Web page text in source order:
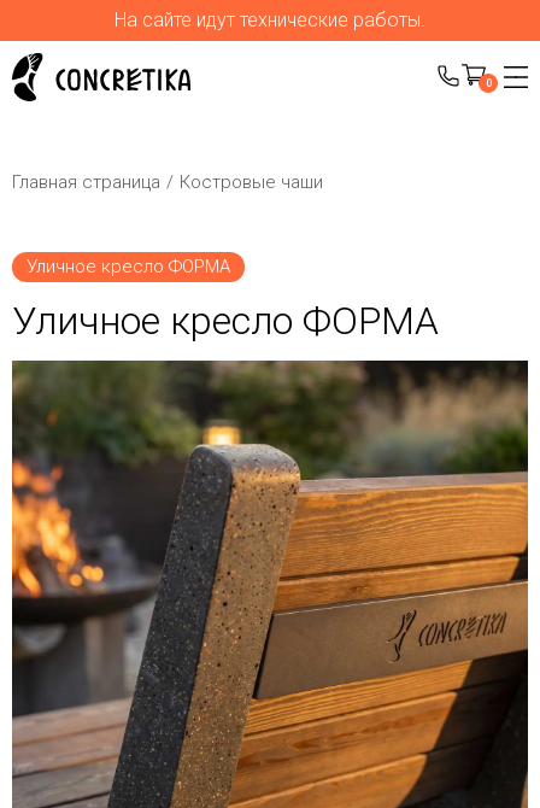
На сайте идут технические работы.
0
Главная страница Костровые чаши
Уличное кресло ФОРМА
Уличное кресло ФОРМА